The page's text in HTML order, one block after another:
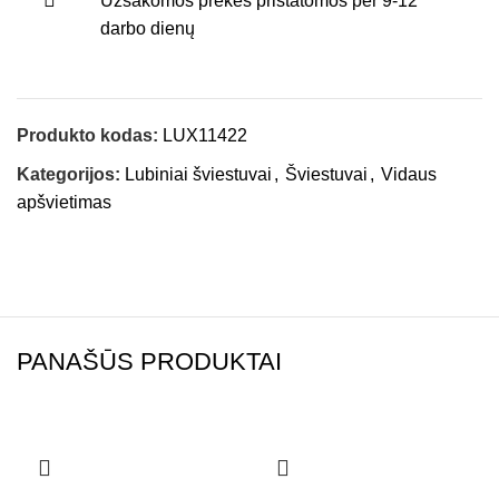
darbo dienų
Produkto kodas: LUX11422
Kategorijos: Lubiniai šviestuvai , Šviestuvai , Vidaus
apšvietimas
PANAŠŪS PRODUKTAI